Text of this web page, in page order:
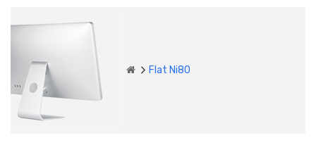
Flat Ni80